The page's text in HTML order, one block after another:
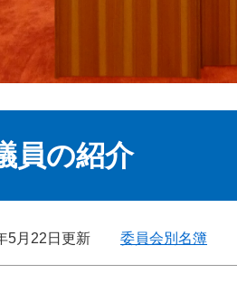
員の紹介
5月22日更新 委員会別名簿